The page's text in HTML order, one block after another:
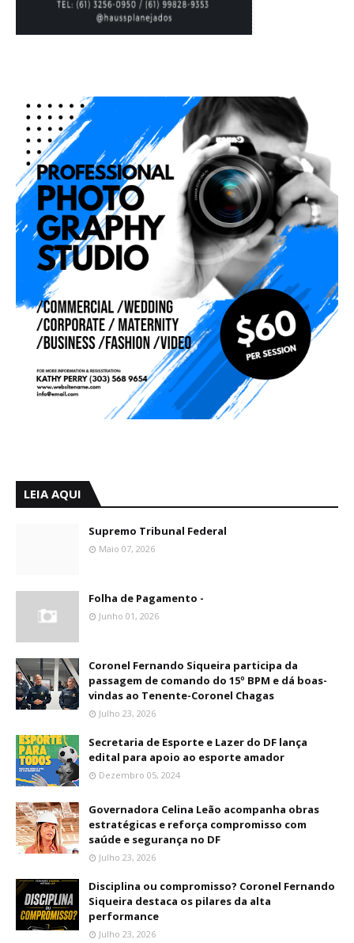
LEIA AQUI
Supremo Tribunal Federal
Maio 07, 2026
Folha de Pagamento -
Junho 01, 2026
Coronel Fernando Siqueira participa da
passagem de comando do 15º BPM e dá boas-
vindas ao Tenente-Coronel Chagas
Julho 23, 2026
Secretaria de Esporte e Lazer do DF lança
edital para apoio ao esporte amador
Dezembro 05, 2024
Governadora Celina Leão acompanha obras
estratégicas e reforça compromisso com
saúde e segurança no DF
Julho 23, 2026
Disciplina ou compromisso? Coronel Fernando
Siqueira destaca os pilares da alta
performance
Julho 23, 2026